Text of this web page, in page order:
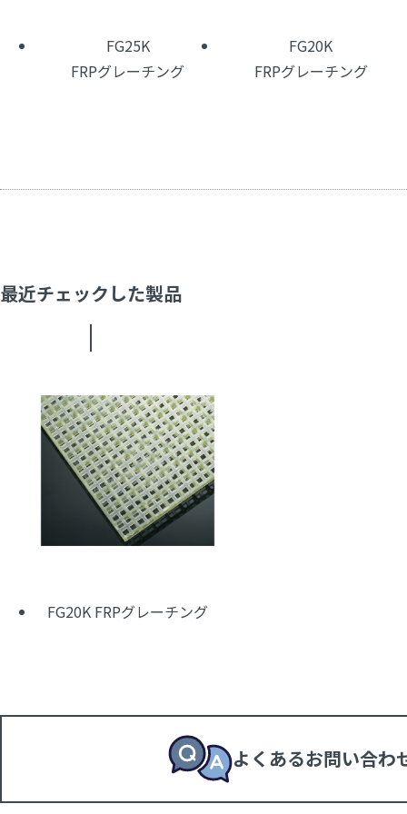
FG25K
FRPグレーチング
FG20K
FRPグレーチング
最近チェックした製品
FG20K FRPグレーチング
よくあるお問い合わ